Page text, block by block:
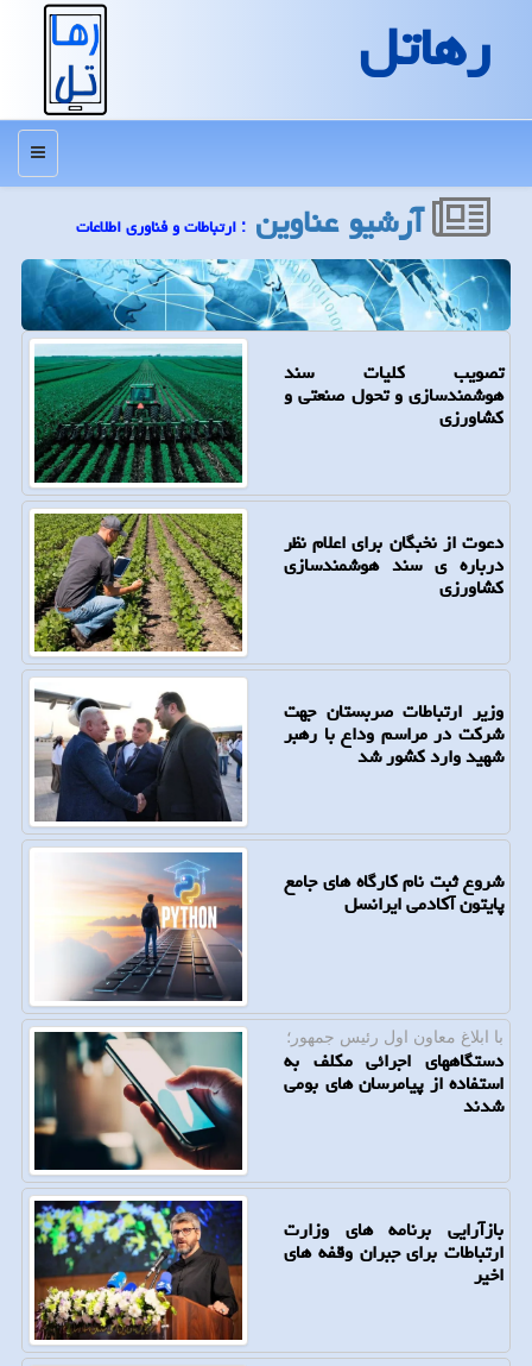
رهاتل
منو
آرشیو عناوین : ارتباطات و فناوری اطلاعات
تصویب کلیات سند
هوشمندسازی و تحول صنعتی و
کشاورزی
دعوت از نخبگان برای اعلام نظر
درباره ی سند هوشمندسازی
کشاورزی
وزیر ارتباطات صربستان جهت
شرکت در مراسم وداع با رهبر
شهید وارد کشور شد
شروع ثبت نام کارگاه های جامع
پایتون آکادمی ایرانسل
با ابلاغ معاون اول رئیس جمهور؛
دستگاههای اجرائی مکلف به
استفاده از پیامرسان های بومی
شدند
بازآرایی برنامه های وزارت
ارتباطات برای جبران وقفه های
اخیر